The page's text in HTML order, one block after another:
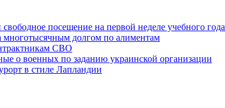
посещение на первой неделе учебного года
многотысячным долгом по алиментам
СВО
о военных по заданию украинской организации
в стиле Лапландии